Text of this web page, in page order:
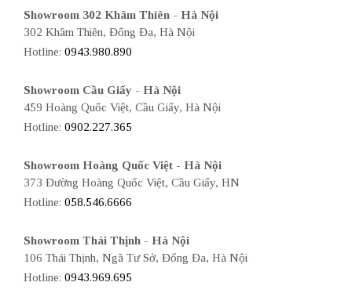
Showroom 302 Khâm Thiên - Hà Nội
302 Khâm Thiên, Đống Đa, Hà Nội
Hotline: 0943.980.890
Showroom Cầu Giấy - Hà Nội
459 Hoàng Quốc Việt, Cầu Giấy, Hà Nội
Hotline: 0902.227.365
Showroom Hoàng Quốc Việt - Hà Nội
373 Đường Hoàng Quốc Việt, Cầu Giấy, HN
Hotline: 058.546.6666
Showroom Thái Thịnh - Hà Nội
106 Thái Thịnh, Ngã Tư Sở, Đống Đa, Hà Nội
Hotline: 0943.969.695